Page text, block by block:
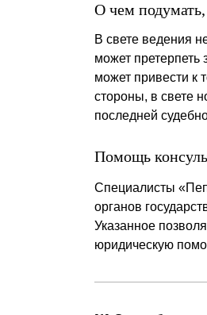
О чем подумать,
В свете ведения
может претерпеть
может привести к
стороны, в свете
последней
Помощь
Специалисты
органов
Указанное
юридическую